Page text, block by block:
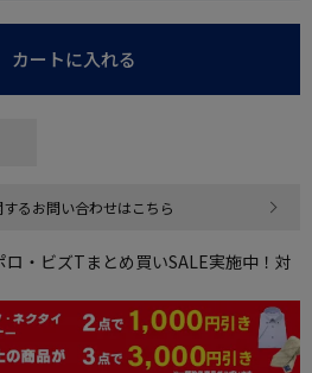
カートに入れる
るお問い合わせはこちら
・ビズTまとめ買いSALE実施中！対